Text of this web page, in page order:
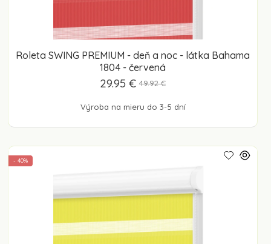
Roleta SWING PREMIUM - deň a noc - látka Bahama
1804 - červená
Výroba na mieru do 3-5 dní
29.95 € 49.92 €
- 40%